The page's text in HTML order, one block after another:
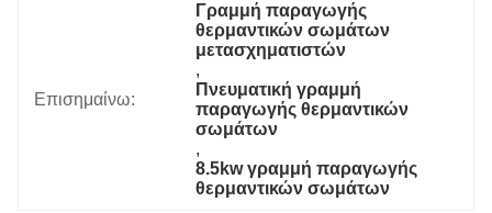
Επισημαίνω:
Γραμμή παραγωγής
θερμαντικών σωμάτων
μετασχηματιστών
,
Πνευματική γραμμή
παραγωγής θερμαντικών
σωμάτων
,
8.5kw γραμμή παραγωγής
θερμαντικών σωμάτων